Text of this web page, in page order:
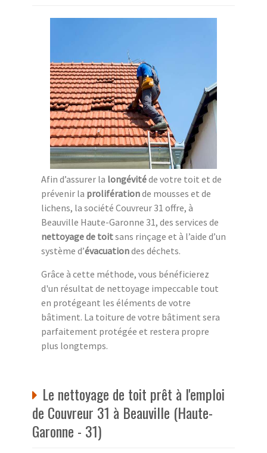
Afin d’assurer la longévitéde votre toit et de
prévenir la proliférationde mousses et de
lichens, la société Couvreur 31 offre, à
Beauville Haute-Garonne 31, des services de
nettoyage de toitsans rinçage et à l’aide d’un
système d’évacuationdes déchets.
Grâce à cette méthode, vous bénéficierez
d'un résultat de nettoyage impeccable tout
en protégeant les éléments de votre
bâtiment. La toiture de votre bâtiment sera
parfaitement protégée et restera propre
plus longtemps.
Le nettoyage de toit prêt à l'emploi
de Couvreur 31 à Beauville (Haute-
Garonne - 31)